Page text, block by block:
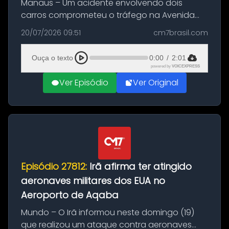
Manaus – Um acidente envolvendo dois
carros comprometeu o tráfego na Avenida
Brasil durante a manhã desta segunda-feira
(20), em frente ao complexo da Prefeitura de
Manaus, na Zona Oeste. A batida ter...
20/07/2026 09:51 cm7brasil.com
Ouça o texto 0:00 / 2:01
powered by VOICEXPRESS
Ver Episódio Ver Original
Episódio 27812: Irã afirma ter atingido
aeronaves militares dos EUA no
Aeroporto de Aqaba
Mundo – O Irã informou neste domingo (19)
que realizou um ataque contra aeronaves